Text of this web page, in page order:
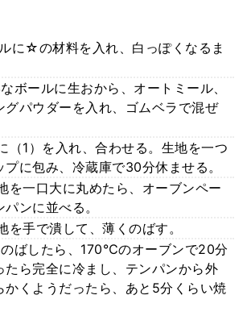
ルに☆の材料を入れ、白っぽくなるま
ボールに生おから、オートミール、
グパウダーを入れ、ゴムベラで混ぜ
（1）を入れ、合わせる。生地を一つ
に包み、冷蔵庫で30分休ませる。
を一口大に丸めたら、オーブンペー
ンに並べる。
を手で潰して、薄くのばす。
のばしたら、170℃のオーブンで20分
たら完全に冷まし、テンパンから外
かくようだったら、あと5分くらい焼